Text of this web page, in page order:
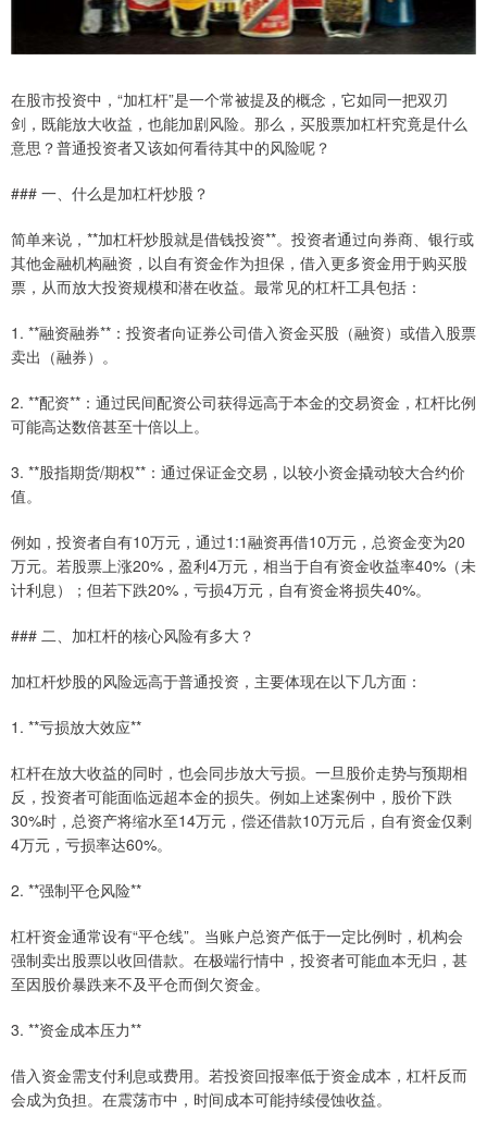
在股市投资中，“加杠杆”是一个常被提及的概念，它如同一把双刃
剑，既能放大收益，也能加剧风险。那么，买股票加杠杆究竟是什么
意思？普通投资者又该如何看待其中的风险呢？
### 一、什么是加杠杆炒股？
简单来说，**加杠杆炒股就是借钱投资**。投资者通过向券商、银行或
其他金融机构融资，以自有资金作为担保，借入更多资金用于购买股
票，从而放大投资规模和潜在收益。最常见的杠杆工具包括：
1. **融资融券**：投资者向证券公司借入资金买股（融资）或借入股票
卖出（融券）。
2. **配资**：通过民间配资公司获得远高于本金的交易资金，杠杆比例
可能高达数倍甚至十倍以上。
3. **股指期货/期权**：通过保证金交易，以较小资金撬动较大合约价
值。
例如，投资者自有10万元，通过1:1融资再借10万元，总资金变为20
万元。若股票上涨20%，盈利4万元，相当于自有资金收益率40%（未
计利息）；但若下跌20%，亏损4万元，自有资金将损失40%。
### 二、加杠杆的核心风险有多大？
加杠杆炒股的风险远高于普通投资，主要体现在以下几方面：
1. **亏损放大效应**
杠杆在放大收益的同时，也会同步放大亏损。一旦股价走势与预期相
反，投资者可能面临远超本金的损失。例如上述案例中，股价下跌
30%时，总资产将缩水至14万元，偿还借款10万元后，自有资金仅剩
4万元，亏损率达60%。
2. **强制平仓风险**
杠杆资金通常设有“平仓线”。当账户总资产低于一定比例时，机构会
强制卖出股票以收回借款。在极端行情中，投资者可能血本无归，甚
至因股价暴跌来不及平仓而倒欠资金。
3. **资金成本压力**
借入资金需支付利息或费用。若投资回报率低于资金成本，杠杆反而
会成为负担。在震荡市中，时间成本可能持续侵蚀收益。